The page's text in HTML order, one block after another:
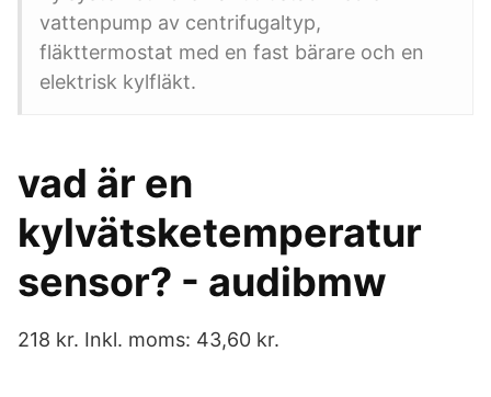
vattenpump av centrifugaltyp,
fläkttermostat med en fast bärare och en
elektrisk kylfläkt.
vad är en
kylvätsketemperatur
sensor? - audibmw
218 kr. Inkl. moms: 43,60 kr.